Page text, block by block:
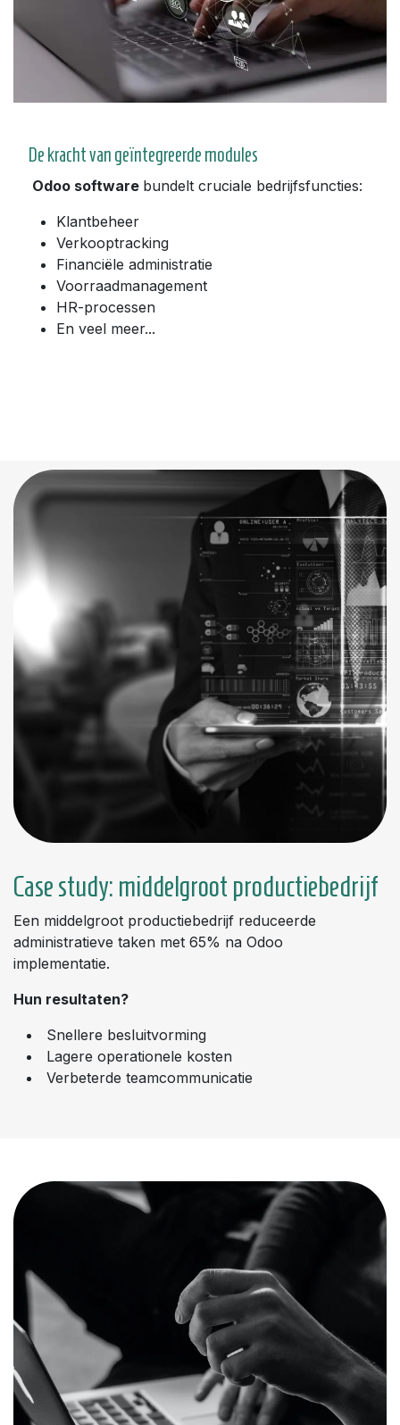
De kracht van geïntegreerde modules
Odoo software bundelt cruciale bedrijfsfuncties:
Klantbeheer
Verkooptracking
Financiële administratie
Voorraadmanagement
HR-processen
En veel meer...
Case study: middelgr​oot productiebedrijf
Een middelgroot productiebedrijf reduceerde
administratieve taken met 65% na Odoo
implementatie.
Hun resultaten?
Snellere besluitvorming
Lagere operationele kosten
Verbeterde teamcommunicatie